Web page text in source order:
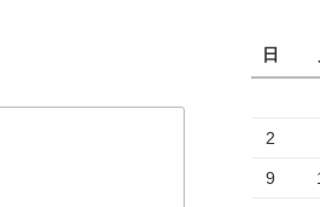
日
2
9